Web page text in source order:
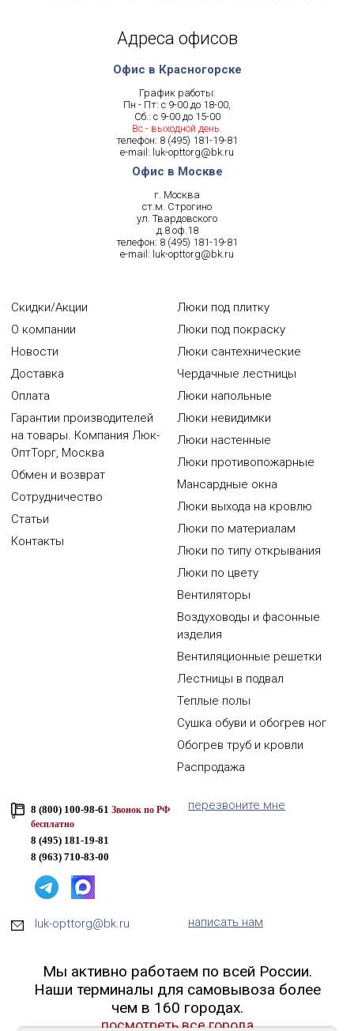
Адреса офисов
Офис в Красногорске
График работы:
Пн - Пт: с 9-00 до 18-00,
Сб.: с 9-00 до 15-00
Вс.- выходной день.
телефон: 8 (495) 181-19-81
e-mail: luk-opttorg@bk.ru
Офис в Москве
г. Москва
ст.м. Строгино
ул. Твардовского
д.8 оф.18
телефон: 8 (495) 181-19-81
e-mail: luk-opttorg@bk.ru
Скидки/Акции
О компании
Новости
Доставка
Оплата
Гарантии производителей
на товары. Компания Люк-
ОптТорг, Москва
Обмен и возврат
Сотрудничество
Статьи
Контакты
Люки под плитку
Люки под покраску
Люки сантехнические
Чердачные лестницы
Люки напольные
Люки невидимки
Люки настенные
Люки противопожарные
Мансардные окна
Люки выхода на кровлю
Люки по материалам
Люки по типу открывания
Люки по цвету
Вентиляторы
Воздуховоды и фасонные
изделия
Вентиляционные решетки
Лестницы в подвал
Теплые полы
Сушка обуви и обогрев ног
Обогрев труб и кровли
Распродажа
8 (800) 100-98-61 Звонок по РФ
бесплатно
8 (495) 181-19-81
8 (963) 710-83-00
перезвоните мне
luk-opttorg@bk.ru написать нам
Мы активно работаем по всей России.
Наши терминалы для самовывоза более
чем в 160 городах.
посмотреть все города